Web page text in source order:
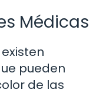
Médicas
pueden
de las